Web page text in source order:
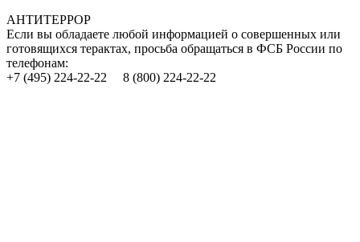
АНТИТЕРРОР
Если вы обладаете любой информацией о совершенных или
готовящихся терактах, просьба обращаться в ФСБ России по
телефонам:
+7 (495) 224-22-22 8 (800) 224-22-22